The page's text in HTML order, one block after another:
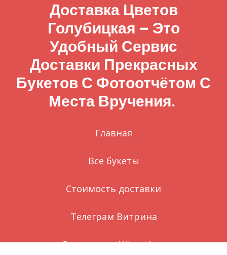
Доставка Цветов
Голубицкая – Это
Удобный Сервис
Доставки Прекрасных
Букетов С Фотоотчётом С
Места Вручения.
Главная
Все букеты
Стоимость доставки
Телеграм Витрина
Заказ через WhatsApp